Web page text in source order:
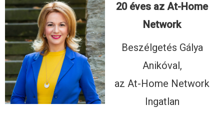
20 éves az At-Home
Network
Beszélgetés Gálya
Anikóval,
az At-Home Network
Ingatlan